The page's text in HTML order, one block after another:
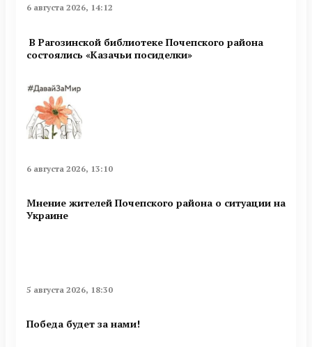
6 августа 2026, 14:12
В Рагозинской библиотеке Почепского района
состоялись «Казачьи посиделки»
6 августа 2026, 13:10
Мнение жителей Почепского района о ситуации на
Украине
5 августа 2026, 18:30
Победа будет за нами!